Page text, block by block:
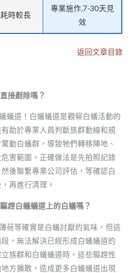
時較長
專業施作,7-30天見
效
返回文章目錄
接剷除嗎？
蟻道！白蟻蟻道是觀察白蟻活動的
助於專業人員判斷族群動線和規
動白蟻群，導致牠們轉移陣地、
害範圍。正確做法是先拍照記錄
後聯繫專業公司評估，等確認白
再進行清理。
趕白蟻蟻道上的白蟻嗎？
荷等確實是白蟻討厭的氣味，但這
，無法解決已經形成白蟻蟻道的
族群和白蟻蟻道時，這些驅趕性
方擴散，造成更多白蟻蟻道出現